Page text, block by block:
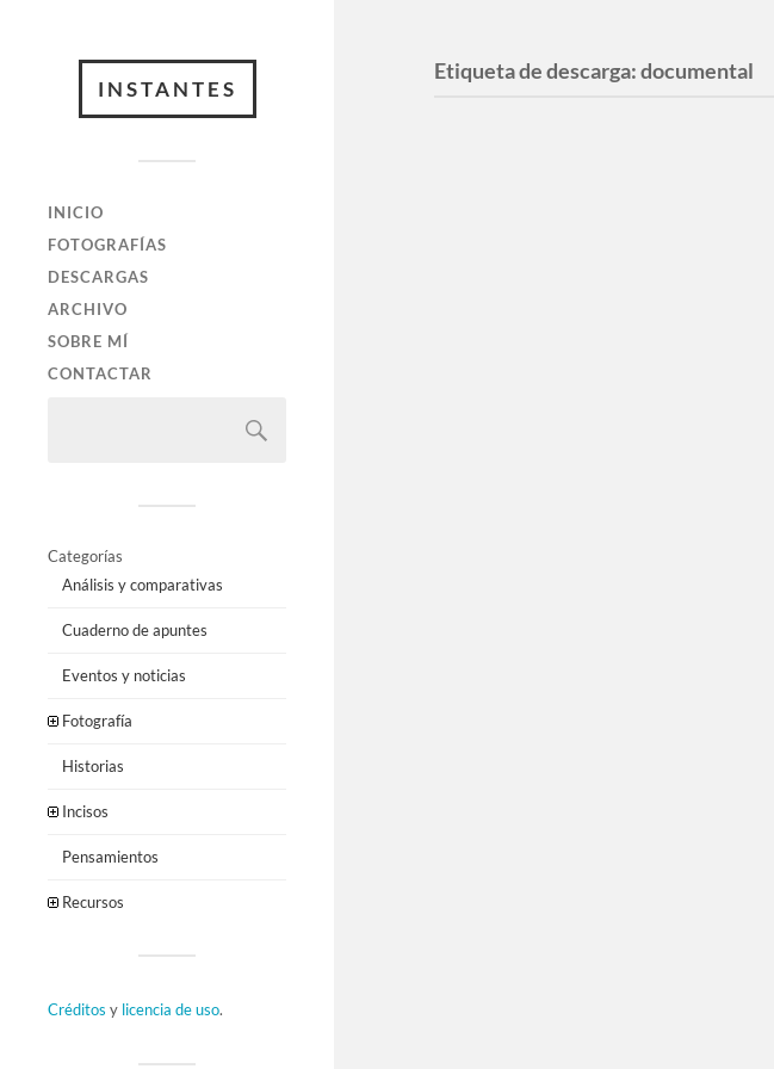
INSTANTES
INICIO
FOTOGRAFÍAS
DESCARGAS
ARCHIVO
SOBRE MÍ
CONTACTAR
Categorías
Análisis y comparativas
Cuaderno de apuntes
Eventos y noticias
Fotografía
Historias
Incisos
Pensamientos
Recursos
Créditos y licencia de uso.
Etiqueta de descarga:documental